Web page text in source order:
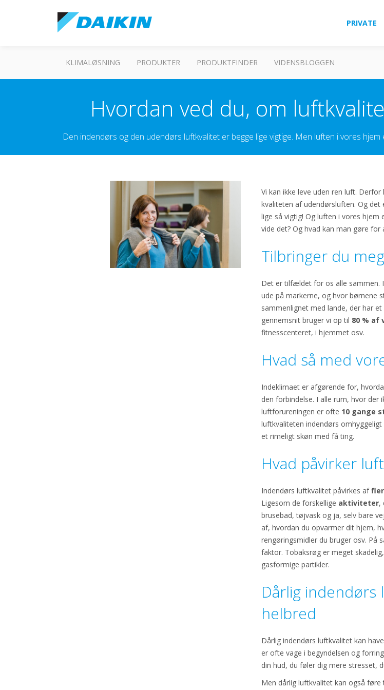
PRIVATE
KLIMALØSNING PRODUKTER PRODUKTFINDER VIDENSBLOGGEN
Hvordan ved du, om
Den indendørs og den udendørs luftkvalitet er begge lige vigtige. Men luften i vores
Vi kan ikke leve uden ren luft.
kvaliteten af udendørsluften. Og
lige så vigtig! Og luften i vores hjem
vide det? Og hvad kan man gøre
Tilbringer du
Det er tilfældet for os alle sammen.
ude på markerne, og hvor børnene
sammenlignet med lande, der har
gennemsnit bruger vi op til 80 % af
fitnesscenteret, i hjemmet osv.
Hvad så med
Indeklimaet er afgørende for,
den forbindelse. I alle rum, hvor
luftforureningen er ofte 10 gange
luftkvaliteten indendørs
et rimeligt skøn med få ting.
Hvad påvirker
Indendørs luftkvalitet påvirkes af
Ligesom de forskellige aktiviteter,
brusebad, tøjvask og ja, selv bare
af, hvordan du opvarmer dit hjem,
rengøringsmidler du bruger osv. På
faktor. Tobaksrøg er meget
gasformige partikler.
Dårlig
helbred
Dårlig indendørs luftkvalitet kan have
er ofte vage i begyndelsen og
din hud, du føler dig mere stresset,
Men dårlig luftkvalitet kan også føre